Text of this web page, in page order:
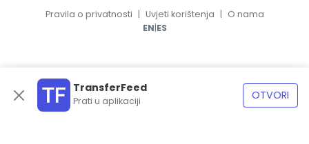
TransferFeed
Prati u aplikaciji OTVORI
Pravila o privatnosti | Uvjeti korištenja | O nama
EN|ES